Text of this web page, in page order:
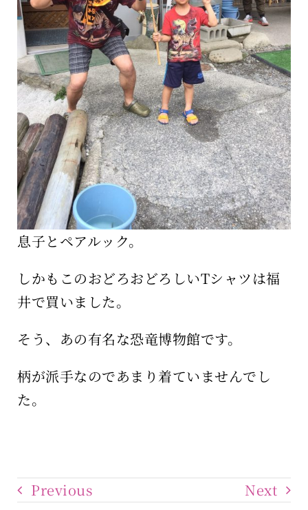
息子とペアルック。
しかもこのおどろおどろしいTシャツは福
井で買いました。
そう、あの有名な恐竜博物館です。
柄が派手なのであまり着ていませんでし
た。
Previous Next